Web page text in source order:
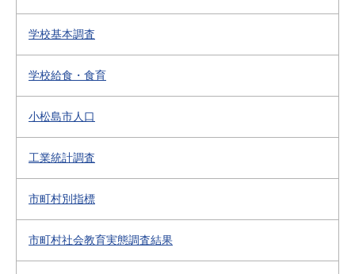
学校基本調査
学校給食・食育
小松島市人口
工業統計調査
市町村別指標
市町村社会教育実態調査結果